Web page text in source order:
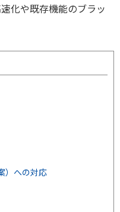
化や既存機能のブラッ
）への対応